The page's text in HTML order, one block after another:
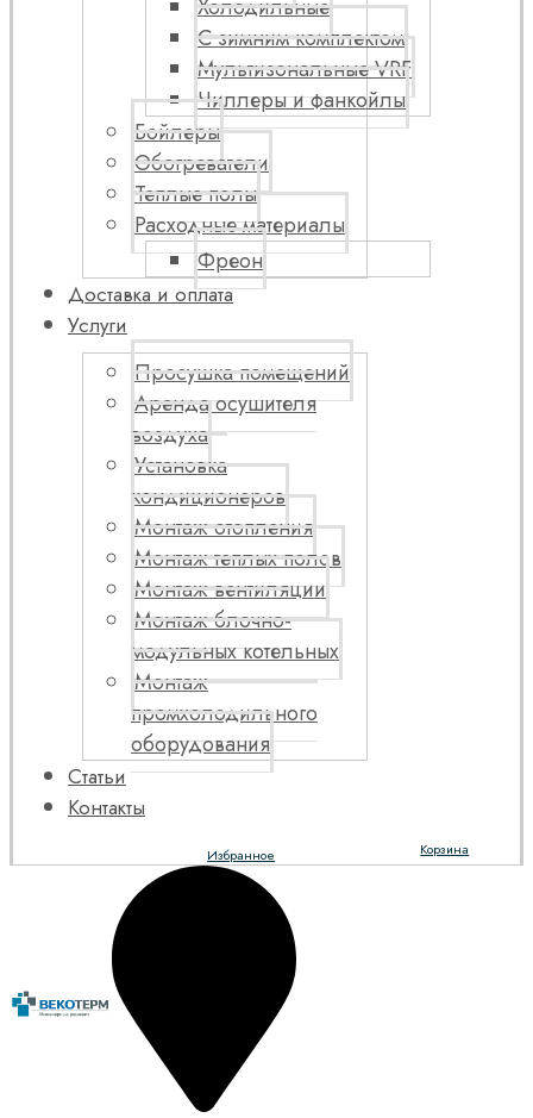
Холодильные
С зимним комплектом
Мультизональные VRF
Чиллеры и фанкойлы
Бойлеры
Обогреватели
Теплые полы
Расходные материалы
Фреон
Доставка и оплата
Услуги
Просушка помещений
Аренда осушителя
воздуха
Установка
кондиционеров
Монтаж отопления
Монтаж теплых полов
Монтаж вентиляции
Монтаж блочно-
модульных котельных
Монтаж
промхолодильного
оборудования
Статьи
Контакты
Корзина
Избранное